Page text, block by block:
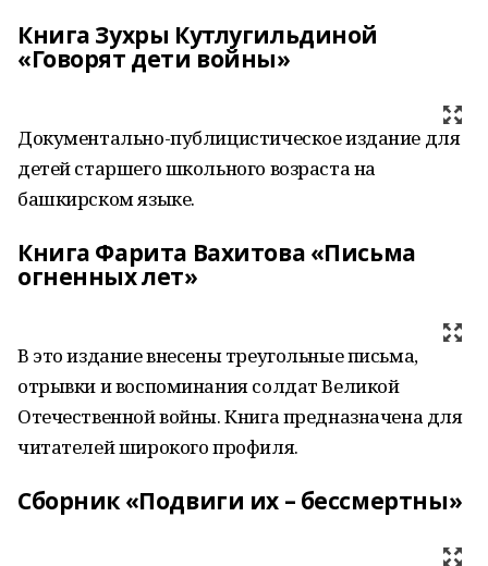
Книга Зухры Кутлугильдиной
«Говорят дети войны»
Документально-публицистическое издание для
детей старшего школьного возраста на
башкирском языке.
Книга Фарита Вахитова «Письма
огненных лет»
В это издание внесены треугольные письма,
отрывки и воспоминания солдат Великой
Отечественной войны. Книга предназначена для
читателей широкого профиля.
Сборник «Подвиги их – бессмертны»